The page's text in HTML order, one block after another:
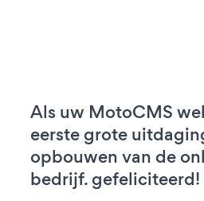
Als uw MotoCMS
eerste grote
opbouwen van de
bedrijf. gefeliciteerd!